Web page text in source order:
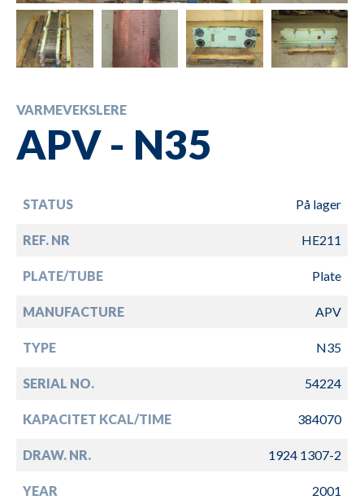
VARMEVEKSLERE
APV - N35
STATUS På lager
REF. NR HE211
PLATE/TUBE Plate
MANUFACTURE APV
TYPE N35
SERIAL NO. 54224
KAPACITET KCAL/TIME 384070
DRAW. NR. 1924 1307-2
YEAR 2001